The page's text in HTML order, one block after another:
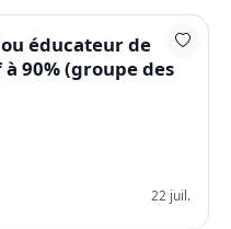
éducateur de
à 90% (groupe des
22 juil.